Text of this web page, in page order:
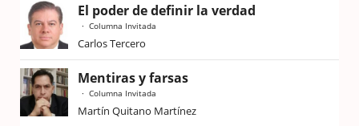
El poder de definir la verdad
Columna Invitada
Carlos Tercero
Mentiras y farsas
Columna Invitada
Martín Quitano Martínez